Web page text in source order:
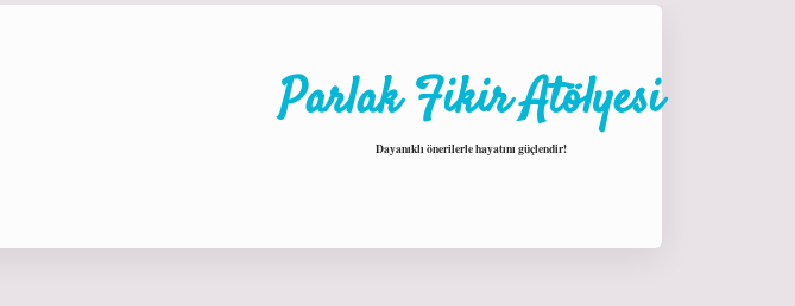
Parlak Fikir Atölyesi
Dayanıklı önerilerle hayatını güçlendir!